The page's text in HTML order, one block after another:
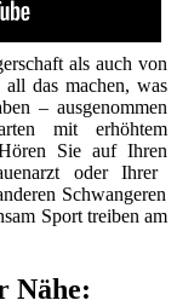
als auch von
das machen, was
– ausgenommen
mit erhöhtem
Sie auf Ihren
oder Ihrer
Schwangeren
Sport treiben am
Nähe: